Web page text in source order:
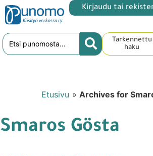
Kirjaudu tai
Tarkennettu
haku
Etusivu » Archives for
Smaros Gösta